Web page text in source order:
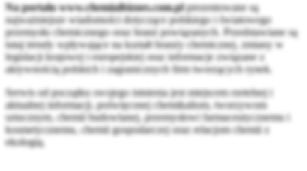
Na portalu www.chemiaibiznes.com.plprezentowane są
najważniejsze wiadomości dotyczące polskiego i światowego
przemysłu chemicznego oraz branż powiązanych. Przedstawiane są
tutaj trendy wpływające na kształt branży chemicznej, zmiany w
legislacji krajowej i europejskiej oraz informacje związane z
aktywnością polskich i zagranicznych firm tworzących rynek.
Serwis od początku swojego istnienia jest miejscem rzetelnej i
aktualnej informacji, poświęconej chemikaliom, tworzywom
sztucznym, chemii budowlanej, przemysłowi farmaceutycznemu i
kosmetycznemu, chemii gospodarczej oraz relacjom chemii z
ekologią.